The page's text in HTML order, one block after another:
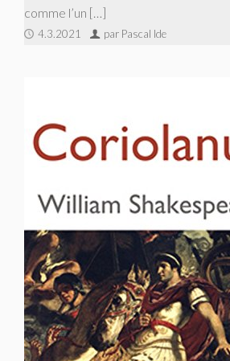
comme l’un […]
4.3.2021 par Pascal Ide